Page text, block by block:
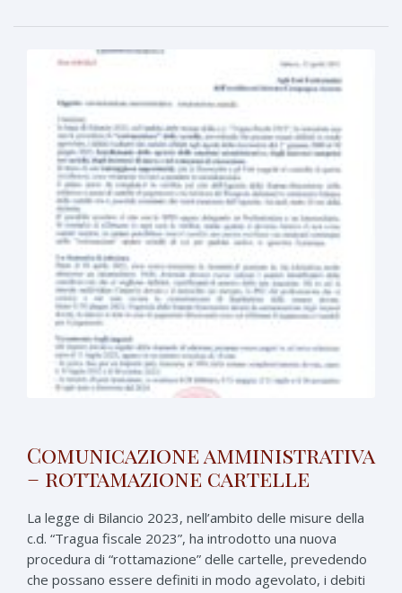
Comunicazione amministrativa
– rottamazione cartelle
La legge di Bilancio 2023, nell’ambito delle misure della
c.d. “Tragua fiscale 2023”, ha introdotto una nuova
procedura di “rottamazione” delle cartelle, prevedendo
che possano essere definiti in modo agevolato, i debiti